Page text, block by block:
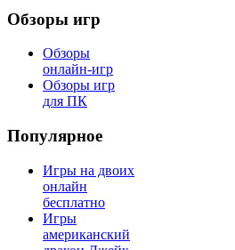
Обзоры игр
Обзоры
онлайн-игр
Обзоры игр
для ПК
Популярное
Игры на двоих
онлайн
бесплатно
Игры
американский